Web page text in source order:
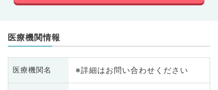
医療機関情報
医療機関名 ※詳細はお問い合わせください